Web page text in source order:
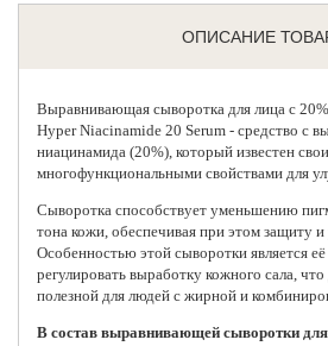
ОПИСАНИЕ
Выравнивающая сыворотка для лица с
Hyper Niacinamide 20 Serum - средство с
ниацинамида (20%), который известен
многофункциональными свойствами для
Сыворотка способствует уменьшению
тона кожи, обеспечивая при этом защиту
Особенностью этой сыворотки является
регулировать выработку кожного сала,
полезной для людей с жирной и
В состав выравнивающей сыворотки